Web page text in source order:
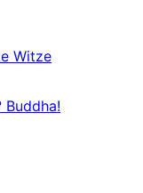
Witze
Buddha!